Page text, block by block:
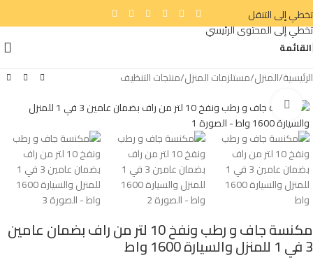
تخطي إلى التنقل
تخطي إلى المحتوى الرئيسي
القائمة
الرئيسية/المنزل/مستلزمات المنزل/منتجات التنظيف
انقر للتكبير
مكنسة جاف و رطب ونفخ 10 لتر من راف بضمان عامين
3 في 1 للمنزل والسيارة 1600 واط